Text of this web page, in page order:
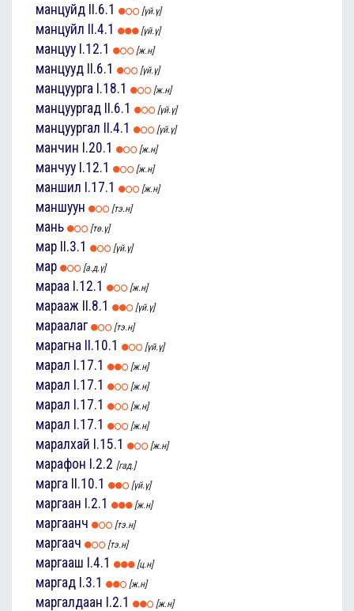
манцуйд II.6.1 [үй.ү]
манцуйл II.4.1 [үй.ү]
манцуу I.12.1 [ж.н]
манцууд II.6.1 [үй.ү]
манцуурга I.18.1 [ж.н]
манцуургад II.6.1 [үй.ү]
манцуургал II.4.1 [үй.ү]
манчин I.20.1 [ж.н]
манчуу I.12.1 [ж.н]
маншил I.17.1 [ж.н]
маншуун [тэ.н]
мань [тө.ү]
мар II.3.1 [үй.ү]
мар [а.д.ү]
мараа I.12.1 [ж.н]
марааж II.8.1 [үй.ү]
мараалаг [тэ.н]
марагна II.10.1 [үй.ү]
марал I.17.1 [ж.н]
марал I.17.1 [ж.н]
марал I.17.1 [ж.н]
марал I.17.1 [ж.н]
маралхай I.15.1 [ж.н]
марафон I.2.2 [гад.]
марга II.10.1 [үй.ү]
маргаан I.2.1 [ж.н]
маргаанч [тэ.н]
маргаач [тэ.н]
маргааш I.4.1 [ц.н]
маргад I.3.1 [ж.н]
маргалдаан I.2.1 [ж.н]